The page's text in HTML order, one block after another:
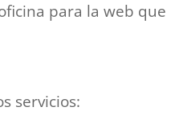
para la web que
servicios: